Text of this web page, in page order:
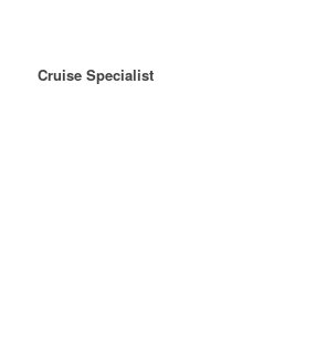
Cruise Specialist